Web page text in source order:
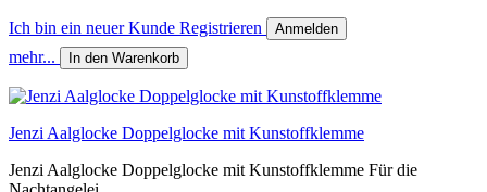
mehr... In den Warenkorb
Jenzi Aalglocke Doppelglocke mit Kunstoffklemme
Jenzi Aalglocke Doppelglocke mit Kunstoffklemme Für die
Ich bin ein neuer Kunde Registrieren Anmelden